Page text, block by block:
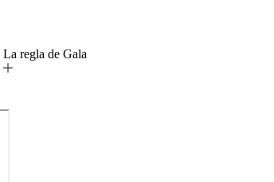
La regla de Gala